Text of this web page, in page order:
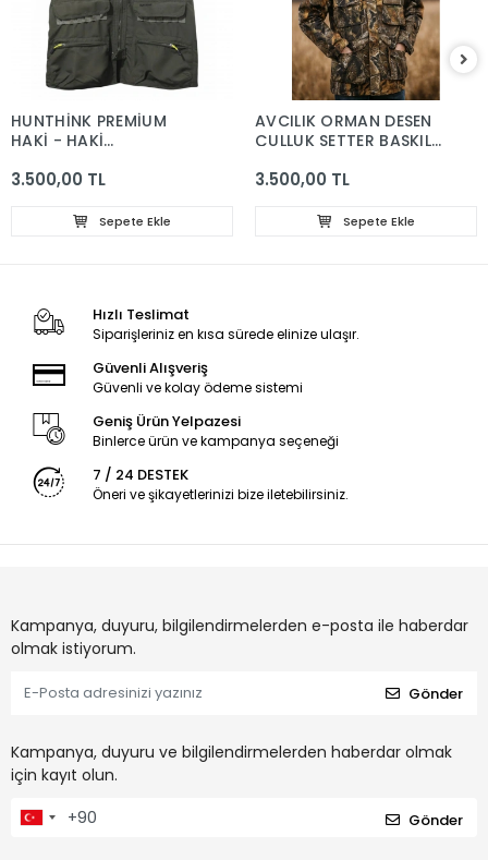
HUNTHİNK PREMİUM
HAKİ - HAKİ
YELEĞİ
3.500,00 TL
Sepete Ekle
AVCILIK ORMAN DESEN
ÇULLUK SETTER BASKILI
ÇIKMA KAPÜŞONLU
3.500,00 TL
Sepete Ekle
Hızlı Teslimat
Siparişleriniz en kısa sürede elinize ulaşır.
Güvenli Alışveriş
Güvenli ve kolay ödeme sistemi
Geniş Ürün Yelpazesi
Binlerce ürün ve kampanya seçeneği
7 / 24 DESTEK
Öneri ve şikayetlerinizi bize iletebilirsiniz.
Kampanya, duyuru, bilgilendirmelerden e-posta ile haberdar
olmak istiyorum.
Gönder
Kampanya, duyuru ve bilgilendirmelerden haberdar olmak
için kayıt olun.
Gönder